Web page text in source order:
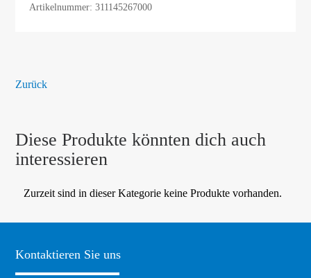
Artikelnummer: 311145267000
Zurück
Diese Produkte könnten dich auch
interessieren
Zurzeit sind in dieser Kategorie keine Produkte vorhanden.
Kontaktieren Sie uns